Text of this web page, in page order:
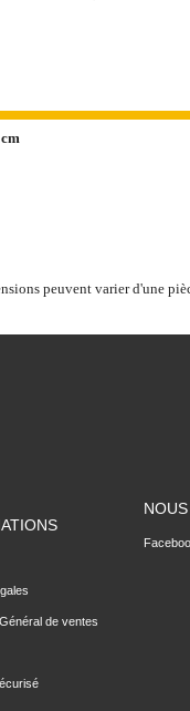
peuvent varier d'une
de ventes